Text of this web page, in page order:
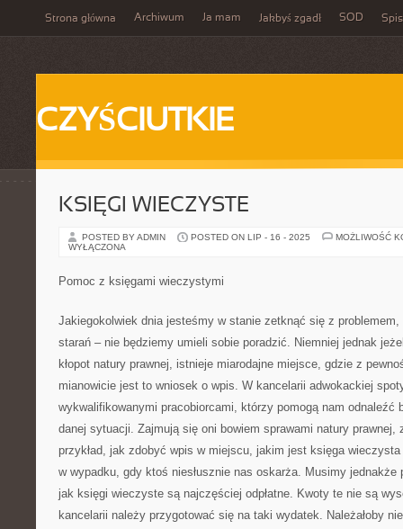
Strona główna Archiwum Ja mam Jakbyś zgadł SOD
CZYŚCIUTKIE
KSIĘGI WIECZYSTE
POSTED BY ADMIN POSTED ON LIP - 16 - 2025
MOŻLIWOŚĆ
WYŁĄCZONA
Pomoc z księgami wieczystymi
Jakiegokolwiek dnia jesteśmy w stanie zetknąć się z
starań – nie będziemy umieli sobie poradzić. Niemniej jednak
kłopot natury prawnej, istnieje miarodajne miejsce, gdzie z
mianowicie jest to wniosek o wpis. W kancelarii adwokackiej
wykwalifikowanymi pracobiorcami, którzy pomogą nam odnaleźć
danej sytuacji. Zajmują się oni bowiem sprawami natury prawnej,
przykład, jak zdobyć wpis w miejscu, jakim jest księga
w wypadku, gdy ktoś niesłusznie nas oskarża. Musimy
jak księgi wieczyste są najczęściej odpłatne. Kwoty te nie są
kancelarii należy przygotować się na taki wydatek. Należałoby